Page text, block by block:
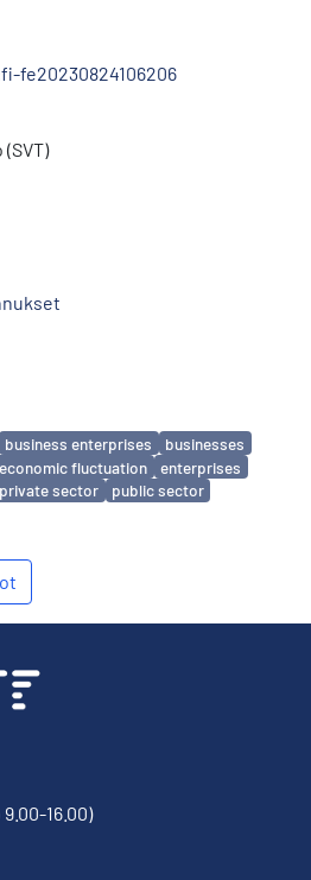
fe20230824106206
business enterprises
businesses
economic fluctuation
enterprises
private sector public sector
16.00)